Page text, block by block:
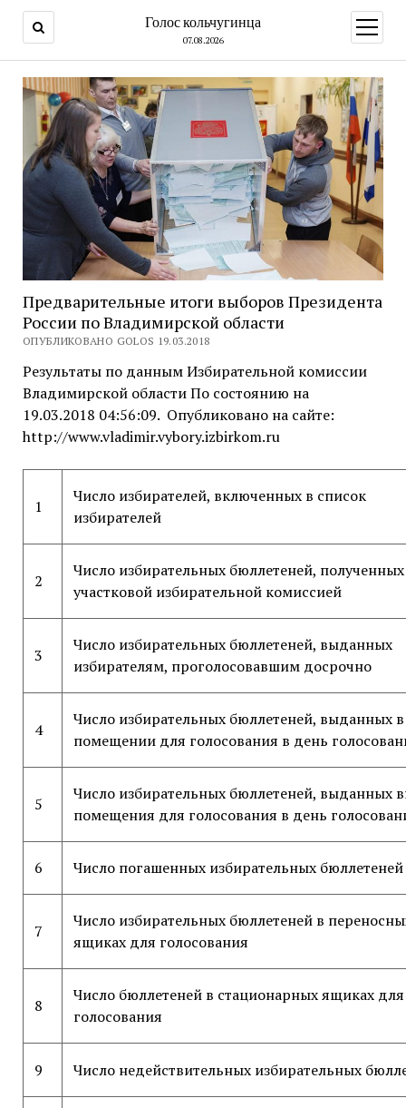
Голос кольчугинца
07.08.2026
меню
Предварительные итоги выборов Президента
России по Владимирской области
ОПУБЛИКОВАНО GOLOS 19.03.2018
Результаты по данным Избирательной комиссии
Владимирской области По состоянию на
19.03.2018 04:56:09. Опубликовано на сайте:
http://www.vladimir.vybory.izbirkom.ru
1
Число избирателей, включенных в список
избирателей
2
Число избирательных бюллетеней, полученных
участковой избирательной комиссией
3
Число избирательных бюллетеней, выданных
избирателям, проголосовавшим досрочно
4
Число избирательных бюллетеней, выданных в
помещении для голосования в день
5
Число избирательных бюллетеней, выданных
помещения для голосования в день
6 Число погашенных избирательных бюллетеней
7
Число избирательных бюллетеней в
ящиках для голосования
8
Число бюллетеней в стационарных ящиках для
голосования
9 Число недействительных избирательных